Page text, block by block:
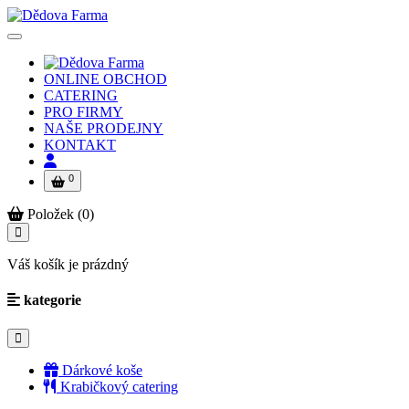
ONLINE OBCHOD
CATERING
PRO FIRMY
NAŠE PRODEJNY
KONTAKT
0
Položek (0)
Váš košík je prázdný
kategorie
Dárkové koše
Krabičkový catering